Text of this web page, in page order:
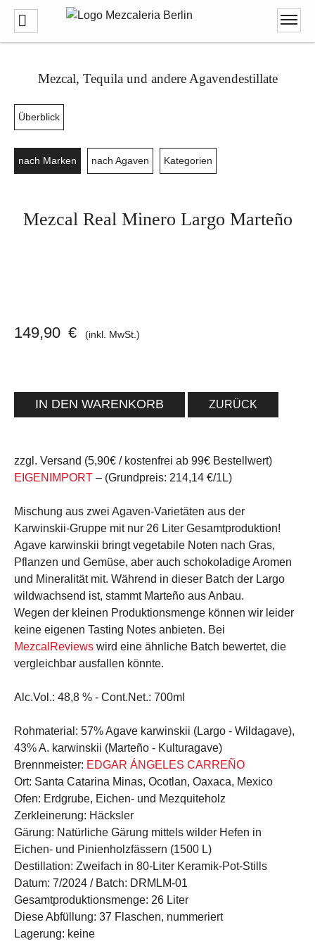
Mezcal, Tequila und andere Agavendestillate
Überblick
nach Marken nach Agaven Kategorien
Mezcal Real Minero Largo Marteño
149,90 € (inkl. MwSt.)
ZURÜCK
zzgl. Versand (5,90€ / kostenfrei ab 99€ Bestellwert)
EIGENIMPORT – (Grundpreis: 214,14 €/1L)
Mischung aus zwei Agaven-Varietäten aus der
Karwinskii-Gruppe mit nur 26 Liter Gesamtproduktion!
Agave karwinskii bringt vegetabile Noten nach Gras,
Pflanzen und Gemüse, aber auch schokoladige Aromen
und Mineralität mit. Während in dieser Batch der Largo
wildwachsend ist, stammt Marteño aus Anbau.
Wegen der kleinen Produktionsmenge können wir leider
keine eigenen Tasting Notes anbieten. Bei
MezcalReviews wird eine ähnliche Batch bewertet, die
vergleichbar ausfallen könnte.
Alc.Vol.: 48,8 % - Cont.Net.: 700ml
Rohmaterial: 57% Agave karwinskii (Largo - Wildagave),
43% A. karwinskii (Marteño - Kulturagave)
Brennmeister: EDGAR ÁNGELES CARREÑO
Ort: Santa Catarina Minas, Ocotlan, Oaxaca, Mexico
Ofen: Erdgrube, Eichen- und Mezquiteholz
Zerkleinerung: Häcksler
Gärung: Natürliche Gärung mittels wilder Hefen in
Eichen- und Pinienholzfässern (1500 L)
Destillation: Zweifach in 80-Liter Keramik-Pot-Stills
Datum: 7/2024 / Batch: DRMLM-01
Gesamtproduktionsmenge: 26 Liter
Diese Abfüllung: 37 Flaschen, nummeriert
Lagerung: keine